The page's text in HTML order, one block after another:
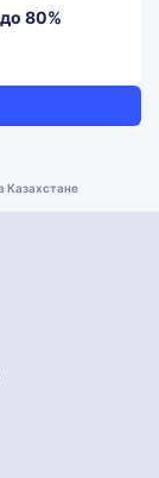
80%
Казахстане